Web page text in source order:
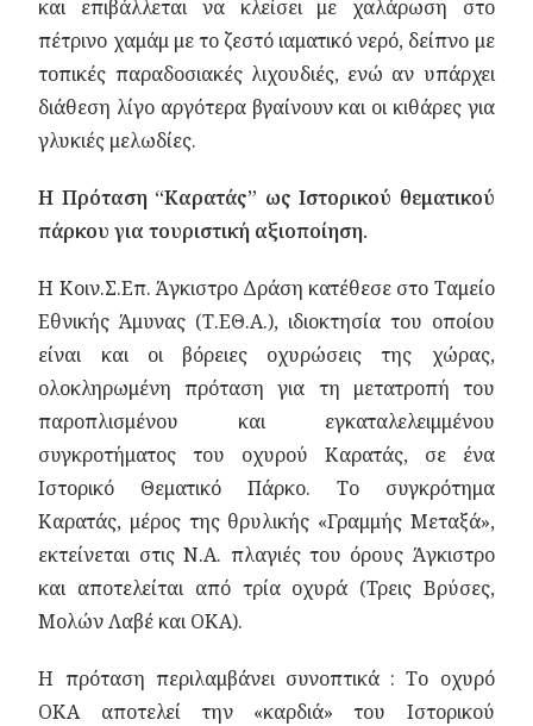
και επιβάλλεται να κλείσει με χαλάρωση στο
πέτρινο χαμάμ με το ζεστό ιαματικό νερό, δείπνο με
τοπικές παραδοσιακές λιχουδιές, ενώ αν υπάρχει
διάθεση λίγο αργότερα βγαίνουν και οι κιθάρες για
γλυκιές μελωδίες.
Η Πρόταση “Καρατάς” ως Ιστορικού θεματικού
πάρκου για τουριστική αξιοποίηση.
Η Κοιν.Σ.Επ. Άγκιστρο Δράση κατέθεσε στο Ταμείο
Εθνικής Άμυνας (Τ.ΕΘ.Α.), ιδιοκτησία του οποίου
είναι και οι βόρειες οχυρώσεις της χώρας,
ολοκληρωμένη πρόταση για τη μετατροπή του
παροπλισμένου και εγκαταλελειμμένου
συγκροτήματος του οχυρού Καρατάς, σε ένα
Ιστορικό Θεματικό Πάρκο. Το συγκρότημα
Καρατάς, μέρος της θρυλικής «Γραμμής Μεταξά»,
εκτείνεται στις Ν.Α. πλαγιές του όρους Άγκιστρο
και αποτελείται από τρία οχυρά (Τρεις Βρύσες,
Μολών Λαβέ και ΟΚΑ).
Η πρόταση περιλαμβάνει συνοπτικά : Το οχυρό
ΟΚΑ αποτελεί την «καρδιά» του Ιστορικού